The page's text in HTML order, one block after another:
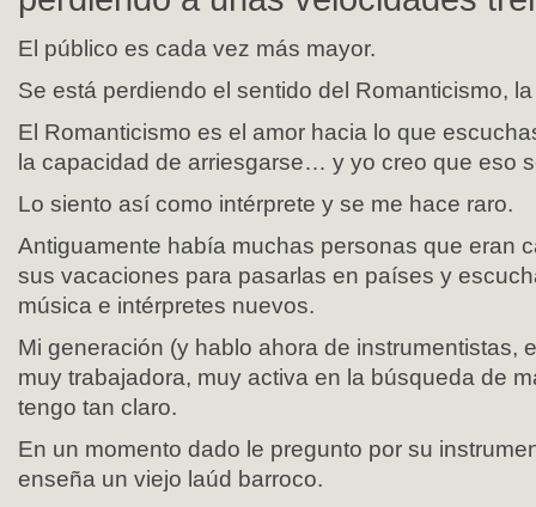
El público es cada vez más mayor.
Se está perdiendo el sentido del Romanticismo,
El Romanticismo es el amor hacia lo que
la capacidad de arriesgarse… y yo creo que eso
Lo siento así como intérprete y se me hace raro.
Antiguamente había muchas personas que eran
sus vacaciones para pasarlas en países y
música e intérpretes nuevos.
Mi generación (y hablo ahora de instrumentistas,
muy trabajadora, muy activa en la búsqueda de
tengo tan claro.
En un momento dado le pregunto por su
enseña un viejo laúd barroco.